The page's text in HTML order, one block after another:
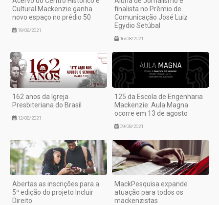
Cultural Mackenzie ganha
novo espaço no prédio 50
19/08/2021
finalista no Prêmio de
Comunicação José Luiz
Egydio Setúbal
16/08/2021
162 anos da Igreja
Presbiteriana do Brasil
12/08/2021
125 da Escola de Engenharia
Mackenzie: Aula Magna
ocorre em 13 de agosto
09/08/2021
Abertas as inscrições para a
5ª edição do projeto Incluir
Direito
MackPesquisa expande
atuação para todos os
mackenzistas